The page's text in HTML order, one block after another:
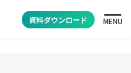
資料ダウンロード MENU